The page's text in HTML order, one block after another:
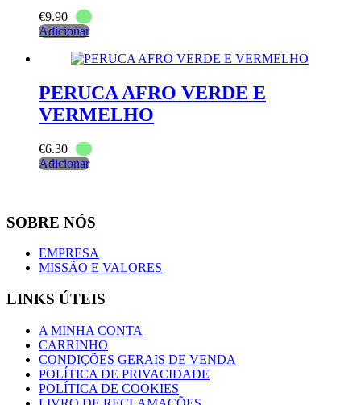
€9.90
Adicionar
PERUCA AFRO VERDE E
VERMELHO
€6.30
Adicionar
SOBRE NÓS
EMPRESA
MISSÃO E VALORES
LINKS ÚTEIS
A MINHA CONTA
CARRINHO
CONDIÇÕES GERAIS DE VENDA
POLÍTICA DE PRIVACIDADE
POLÍTICA DE COOKIES